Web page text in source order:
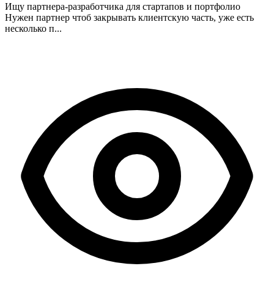
Ищу партнера-разработчика для стартапов и портфолио
Нужен партнер чтоб закрывать клиентскую часть, уже есть
несколько п...